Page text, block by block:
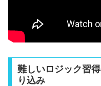
難しいロジック習
り込み